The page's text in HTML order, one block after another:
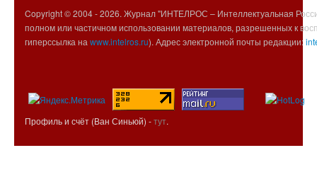
Copyright © 2004 -2026. Журнал "ИНТЕЛРОС – Интеллектуальная
полном или частичном использовании материалов, разрешенных к
гиперссылка на www.intelros.ru). Адрес электронной почты редакции:
Профиль и счёт (Ван Синьюй) -тут.